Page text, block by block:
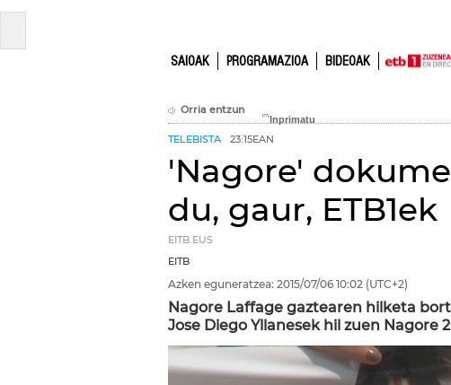
SAIOAK PROGRAMAZIOA BIDEOAK
Orria entzun
TELEBISTA 23:15EAN
'Nagore'
du, gaur, ETB1ek
EITB.EUS
EITB
Azken eguneratzea: 2015/07/06 10:02 (UTC+2)
Nagore Laffage gaztearen hilketa
Jose Diego Yllanesek hil zuen Nagore